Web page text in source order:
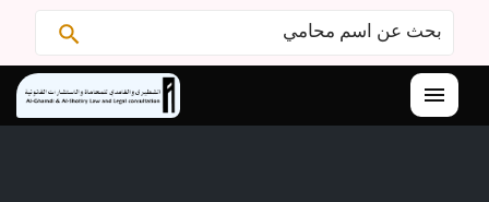
البحث
عن:
القائمة